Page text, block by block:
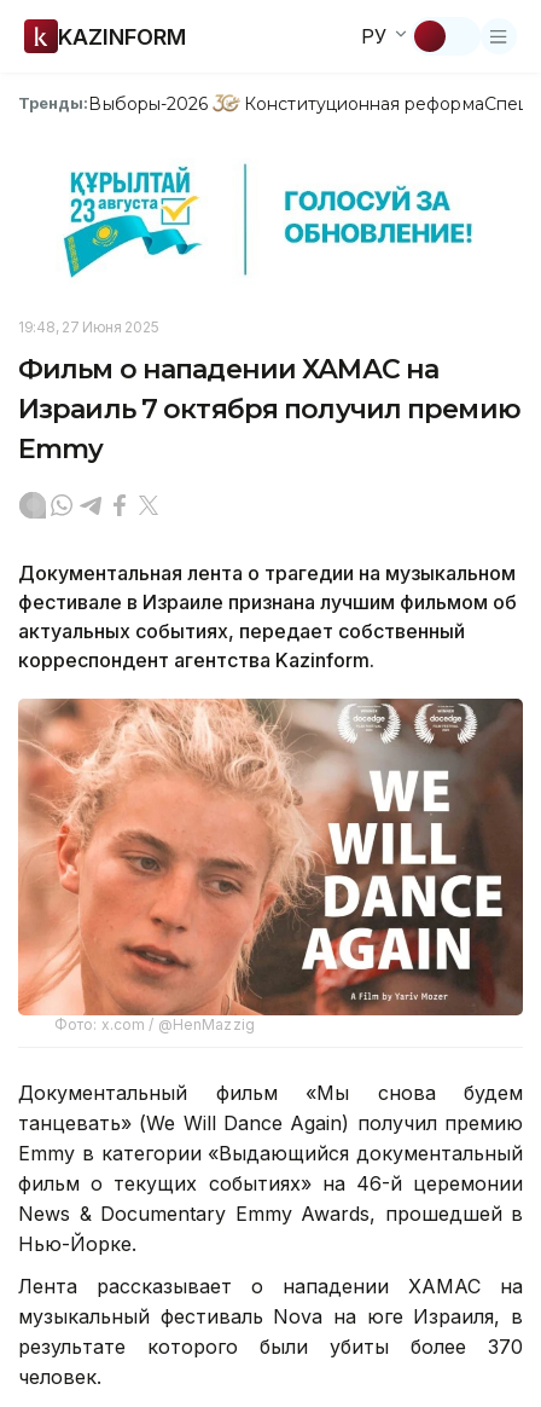
KAZINFORM РУ
Тренды:Выборы-2026 Конституционная реформа
19:48, 27 Июня 2025
Фильм о нападении ХАМАС на
Израиль 7 октября получил премию
Emmy
Документальная лента о трагедии на музыкальном
фестивале в Израиле признана лучшим фильмом об
актуальных событиях, передает собственный
корреспондент агентства Kazinform.
Фото: x.com / @HenMazzig
Документальный фильм «Мы снова будем
танцевать» (We Will Dance Again) получил премию
Emmy в категории «Выдающийся документальный
фильм о текущих событиях» на 46-й церемонии
News & Documentary Emmy Awards, прошедшей в
Нью-Йорке.
Лента рассказывает о нападении ХАМАС на
музыкальный фестиваль Nova на юге Израиля, в
результате которого были убиты более 370
человек.